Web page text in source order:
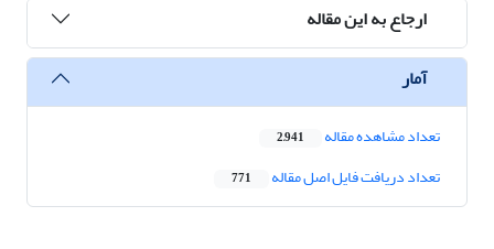
ارجاع به این مقاله
آمار
تعداد مشاهده مقاله 2,941
تعداد دریافت فایل اصل مقاله 771